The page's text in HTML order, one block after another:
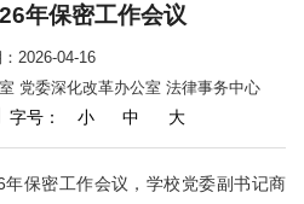
年保密工作会议
：2026-04-16
党委深化改革办公室 法律事务中心
字号： 小 中 大
保密工作会议，学校党委副书记商